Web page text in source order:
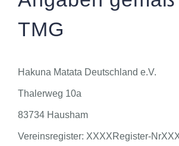
KONTAKT
TMG
Hakuna Matata Deutschland e.V.
Thalerweg 10a
83734 Hausham
Vereinsregister: XXXXRegister-